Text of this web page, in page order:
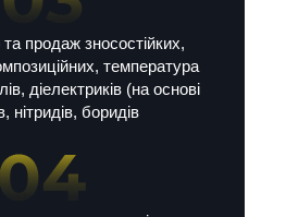
продаж зносостійких,
температура
діелектриків (на основі
нітридів, боридів